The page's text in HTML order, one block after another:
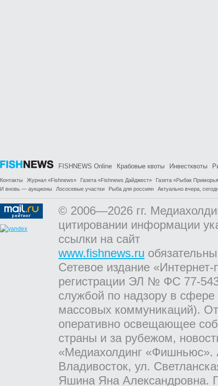
FISHNEWS Online Крабовые квоты Инвестквоты
Контакты Журнал «Fishnews» Газета «Fishnews Дайджест»
Газета «Рыбак
И вновь — аукционы
Лососевые участки Рыба для россиян Актуально вчера,
© 2006—2026 гг.
цитировании информации
ссылки на сайт
www.fishnews.ru
Сетевое издание
регистрации ЭЛ № ФС 77-
службой по надзору в
массовых коммуникаций).
оперативно освещающее
страны и за рубежом,
«Медиахолдинг «Фишньюс».
Владивосток, ул.
Яшина Яна Александровна.